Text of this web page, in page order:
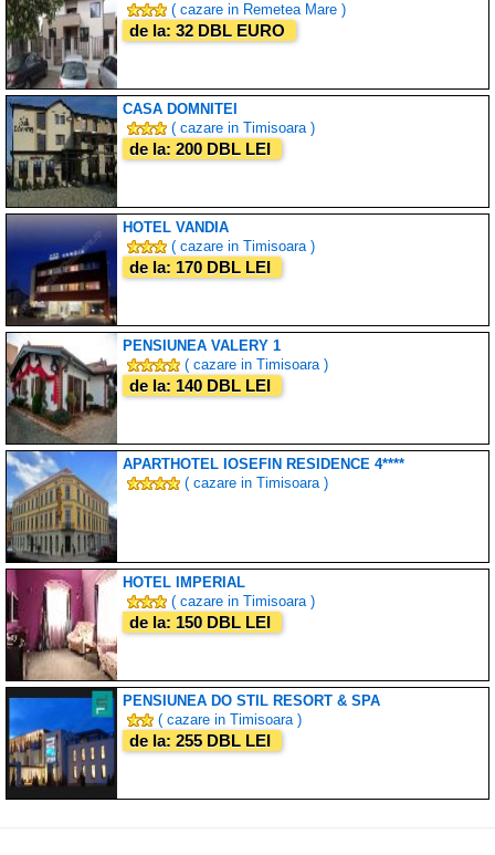
( cazare in Remetea Mare )
de la: 32 DBL EURO
CASA DOMNITEI
( cazare in Timisoara )
de la: 200 DBL LEI
HOTEL VANDIA
( cazare in Timisoara )
de la: 170 DBL LEI
PENSIUNEA VALERY 1
( cazare in Timisoara )
de la: 140 DBL LEI
APARTHOTEL IOSEFIN RESIDENCE 4****
( cazare in Timisoara )
HOTEL IMPERIAL
( cazare in Timisoara )
de la: 150 DBL LEI
PENSIUNEA DO STIL RESORT & SPA
( cazare in Timisoara )
de la: 255 DBL LEI